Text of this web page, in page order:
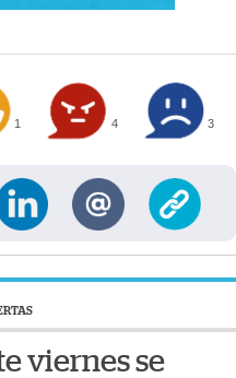
1 4 3
viernes se